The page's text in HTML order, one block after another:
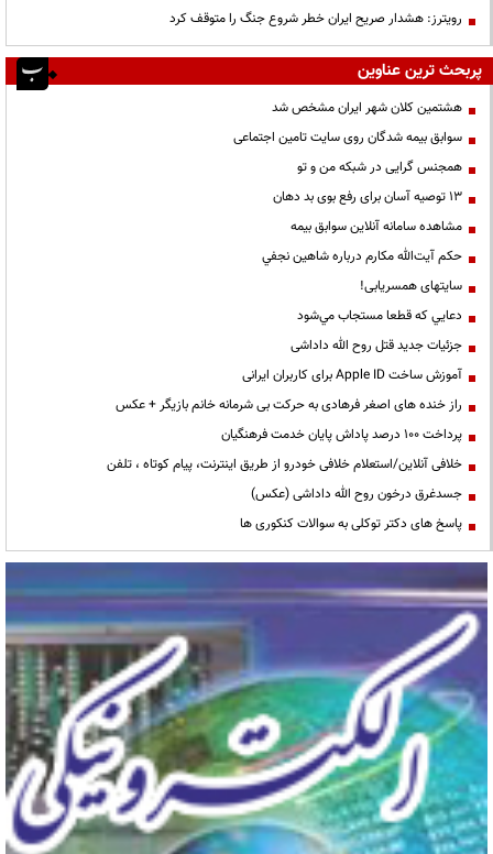
رویترز: هشدار صریح ایران خطر شروع جنگ را متوقف کرد
پربحث ترین عناوین
هشتمین کلان شهر ایران مشخص شد
سوابق بیمه شدگان روی سایت تامین اجتماعی
همجنس گرایی در شبکه من و تو
13 توصیه آسان برای رفع بوی بد دهان
مشاهده سامانه آنلاين سوابق بیمه
حكم آيت‌الله مكارم درباره شاهين نجفي
سایتهای همسریابی!
دعايي كه قطعا مستجاب مي‌شود
جزئیات جدید قتل روح الله داداشی
آموزش ساخت Apple ID برای کاربران ایرانی
راز خنده های اصغر فرهادی به حرکت بی شرمانه خانم بازیگر + عکس
پرداخت ۱۰۰ درصد پاداش پایان خدمت فرهنگیان
خلافی آنلاین/استعلام خلافی خودرو از طریق اینترنت، پیام کوتاه ، تلفن
جسدغرق درخون روح الله داداشی (عکس)
پاسخ های دکتر توکلی به سوالات کنکوری ها